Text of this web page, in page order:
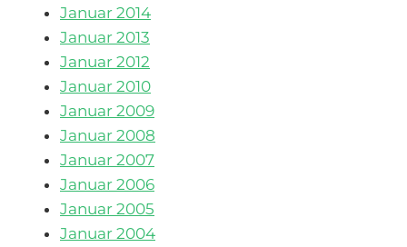
Januar 2014
Januar 2013
Januar 2012
Januar 2010
Januar 2009
Januar 2008
Januar 2007
Januar 2006
Januar 2005
Januar 2004